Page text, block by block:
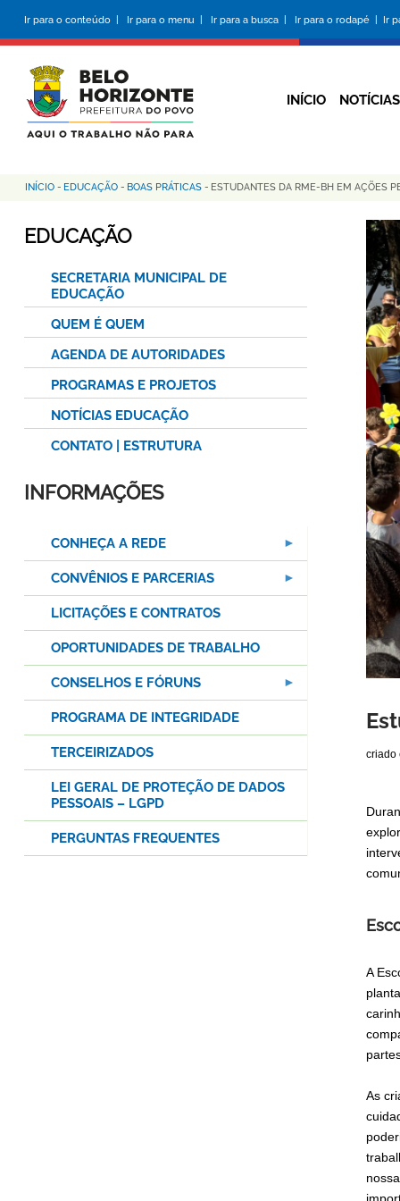
conteúdo
principal
Ir para o conteúdo | Ir para o menu | Ir para a busca | Ir para o rodapé | Ir
INÍCIO NOTÍCIAS
Trilha
de
INÍCIO - EDUCAÇÃO - BOAS PRÁTICAS - ESTUDANTES DA RME-BH EM AÇÕES
criado
A
As
EDUCAÇÃO
SECRETARIA MUNICIPAL DE
EDUCAÇÃO
QUEM É QUEM
AGENDA DE AUTORIDADES
PROGRAMAS E PROJETOS
NOTÍCIAS EDUCAÇÃO
CONTATO | ESTRUTURA
INFORMAÇÕES
CONHEÇA A REDE
CONVÊNIOS E PARCERIAS
LICITAÇÕES E CONTRATOS
OPORTUNIDADES DE TRABALHO
CONSELHOS E FÓRUNS
PROGRAMA DE INTEGRIDADE
TERCEIRIZADOS
LEI GERAL DE PROTEÇÃO DE DADOS
PESSOAIS – LGPD
PERGUNTAS FREQUENTES